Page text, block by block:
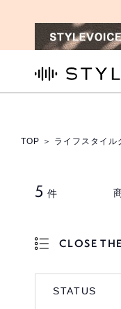
TOP ＞ ライフスタイル
5 件
CLOSE
STATUS